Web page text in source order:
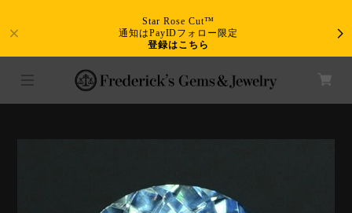
Star Rose Cut™
通知はPayIDフォロー限定
登録はこちら